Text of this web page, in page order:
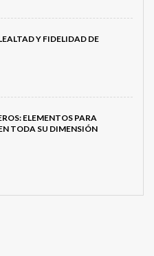
Y FIDELIDAD DE
ELEMENTOS PARA
TODA SU DIMENSIÓN